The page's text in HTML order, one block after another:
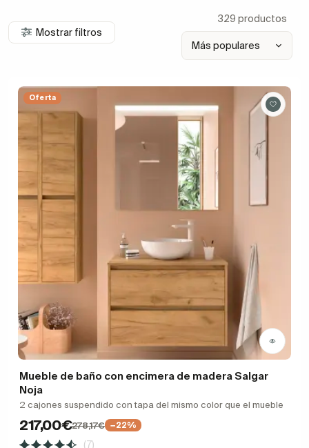
Mostrar filtros
329 productos
Oferta
Mueble de baño con encimera de madera Salgar
Noja
2 cajones suspendido con tapa del mismo color que el mueble
217,00€278,17€ −22%
(7)